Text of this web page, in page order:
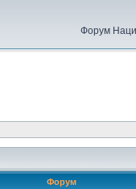
Форум
Форум